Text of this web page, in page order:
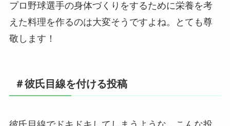
プロ野球選手の身体づくりをするために栄養を考
えた料理を作るのは大変そうですよね。とても尊
敬します！
＃彼氏目線を付ける投稿